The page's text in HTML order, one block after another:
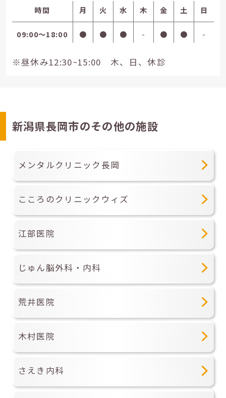
時間 月 火 水 木 金 土 日
09:00〜18:00 ● ● ● - ● ● -
※昼休み12:30~15:00 木、日、休診
新潟県長岡市のその他の施設
メンタルクリニック長岡
こころのクリニックウィズ
江部医院
じゅん脳外科・内科
荒井医院
木村医院
さえき内科